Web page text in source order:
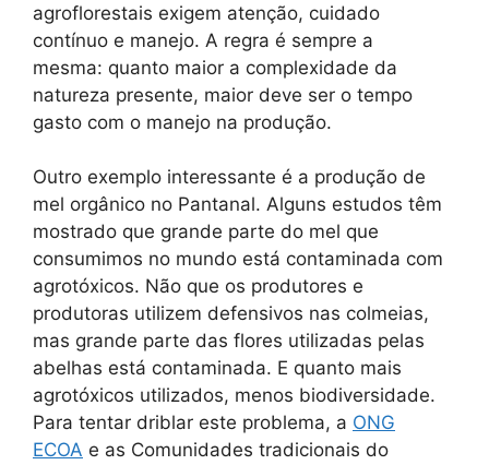
agroflorestais exigem atenção, cuidado
contínuo e manejo. A regra é sempre a
mesma: quanto maior a complexidade da
natureza presente, maior deve ser o tempo
gasto com o manejo na produção.
Outro exemplo interessante é a produção de
mel orgânico no Pantanal. Alguns estudos têm
mostrado que grande parte do mel que
consumimos no mundo está contaminada com
agrotóxicos. Não que os produtores e
produtoras utilizem defensivos nas colmeias,
mas grande parte das flores utilizadas pelas
abelhas está contaminada. E quanto mais
agrotóxicos utilizados, menos biodiversidade.
Para tentar driblar este problema, a ONG
ECOA e as Comunidades tradicionais do